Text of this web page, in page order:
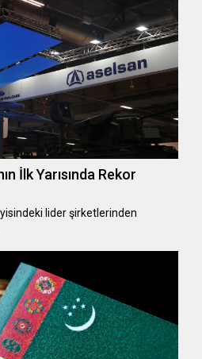
İlk Yarısında Rekor
lider şirketlerinden